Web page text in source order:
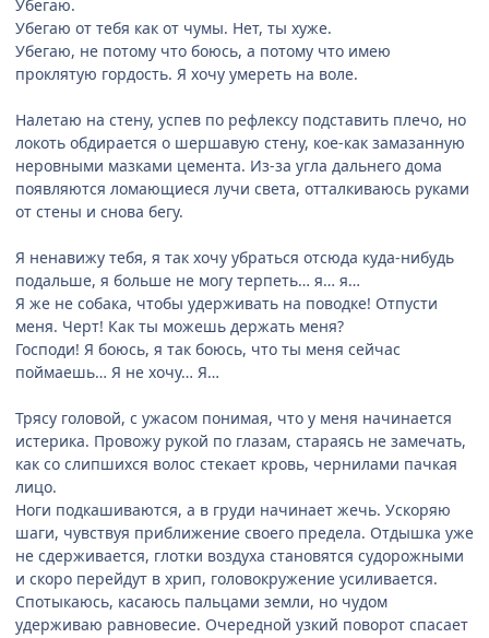
Убегаю.
Убегаю от тебя как от чумы. Нет, ты хуже.
Убегаю, не потому что боюсь, а потому что имею
проклятую гордость. Я хочу умереть на воле.
Налетаю на стену, успев по рефлексу подставить плечо, но
локоть обдирается о шершавую стену, кое-как замазанную
неровными мазками цемента. Из-за угла дальнего дома
появляются ломающиеся лучи света, отталкиваюсь руками
от стены и снова бегу.
Я ненавижу тебя, я так хочу убраться отсюда куда-нибудь
подальше, я больше не могу терпеть… я… я…
Я же не собака, чтобы удерживать на поводке! Отпусти
меня. Черт! Как ты можешь держать меня?
Господи! Я боюсь, я так боюсь, что ты меня сейчас
поймаешь… Я не хочу… Я…
Трясу головой, с ужасом понимая, что у меня начинается
истерика. Провожу рукой по глазам, стараясь не замечать,
как со слипшихся волос стекает кровь, чернилами пачкая
лицо.
Ноги подкашиваются, а в груди начинает жечь. Ускоряю
шаги, чувствуя приближение своего предела. Отдышка уже
не сдерживается, глотки воздуха становятся судорожными
и скоро перейдут в хрип, головокружение усиливается.
Спотыкаюсь, касаюсь пальцами земли, но чудом
удерживаю равновесие. Очередной узкий поворот спасает